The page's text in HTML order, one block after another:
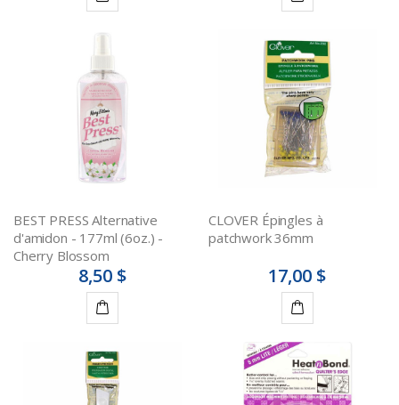
au
panier
au
panier
BEST PRESS Alternative
d'amidon - 177ml (6oz.) -
Cherry Blossom
8,50 $
au
panier
CLOVER Épingles à
patchwork 36mm
17,00 $
Ajouter
au
panier